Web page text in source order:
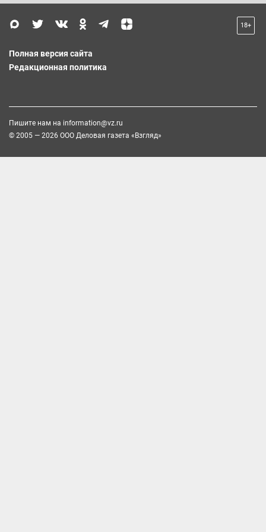
18+
Полная версия сайта
Редакционная политика
Пишите нам на information@vz.ru
© 2005 — 2026 ООО Деловая газета «Взгляд»